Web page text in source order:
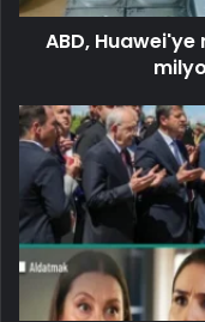
ABD,